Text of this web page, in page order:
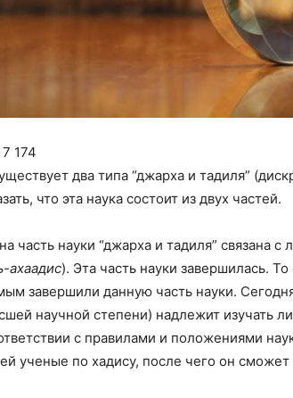
7 174
два типа “джарха и тадиля”
что эта наука состоит из двух частей.
часть науки “джарха и тадиля” связана
ахаадис). Эта часть науки завершилась.
завершили данную часть науки.
научной степени) надлежит изучать
с правилами и положениями
ученые по хадису, после чего он